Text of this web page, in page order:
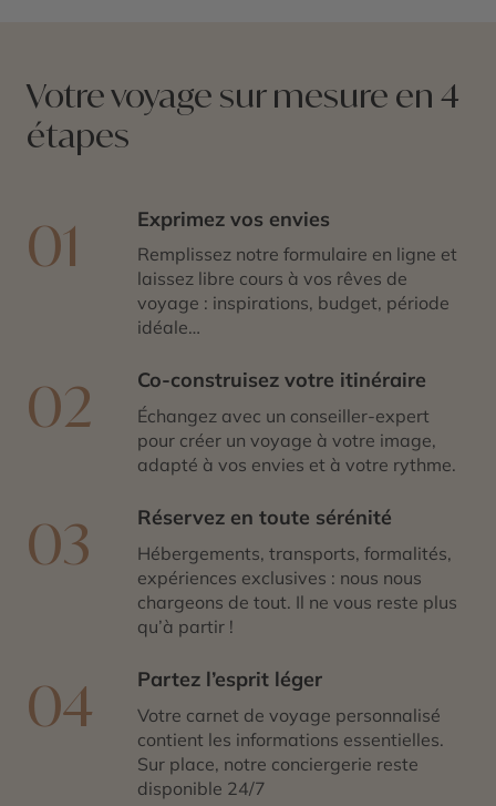
Votre voyage sur mesure en 4
étapes
01 Exprimez vos envies
Remplissez notre formulaire en ligne et
laissez libre cours à vos rêves de
voyage : inspirations, budget, période
idéale…
02 Co-construisez votre itinéraire
Échangez avec un conseiller-expert
pour créer un voyage à votre image,
adapté à vos envies et à votre rythme.
03 Réservez en toute sérénité
Hébergements, transports, formalités,
expériences exclusives : nous nous
chargeons de tout. Il ne vous reste plus
qu’à partir !
04 Partez l’esprit léger
Votre carnet de voyage personnalisé
contient les informations essentielles.
Sur place, notre conciergerie reste
disponible 24/7